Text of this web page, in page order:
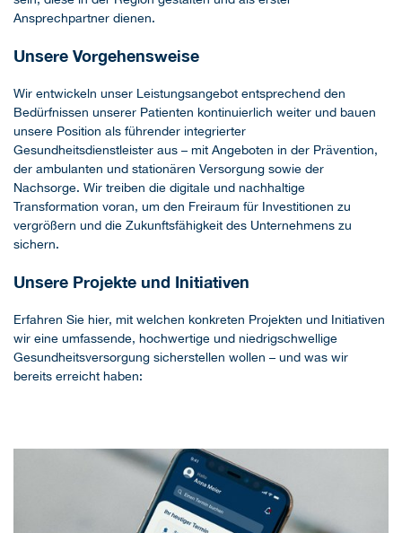
Ansprechpartner dienen.
Unsere Vorgehensweise
Wir entwickeln unser Leistungsangebot entsprechend den
Bedürfnissen unserer Patienten kontinuierlich weiter und bauen
unsere Position als führender integrierter
Gesundheitsdienstleister aus – mit Angeboten in der Prävention,
der ambulanten und stationären Versorgung sowie der
Nachsorge. Wir treiben die digitale und nachhaltige
Transformation voran, um den Freiraum für Investitionen zu
vergrößern und die Zukunftsfähigkeit des Unternehmens zu
sichern.
Unsere Projekte und Initiativen
Erfahren Sie hier, mit welchen konkreten Projekten und Initiativen
wir eine umfassende, hochwertige und niedrigschwellige
Gesundheitsversorgung sicherstellen wollen – und was wir
bereits erreicht haben: